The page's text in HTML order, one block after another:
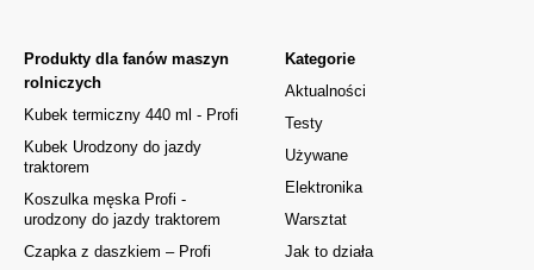
Kategorie
Aktualności
Testy
Używane
Elektronika
Warsztat
Jak to działa
Produkty dla fanów maszyn
rolniczych
Kubek termiczny 440 ml - Profi
Kubek Urodzony do jazdy
traktorem
Koszulka męska Profi -
urodzony do jazdy traktorem
Czapka z daszkiem – Profi